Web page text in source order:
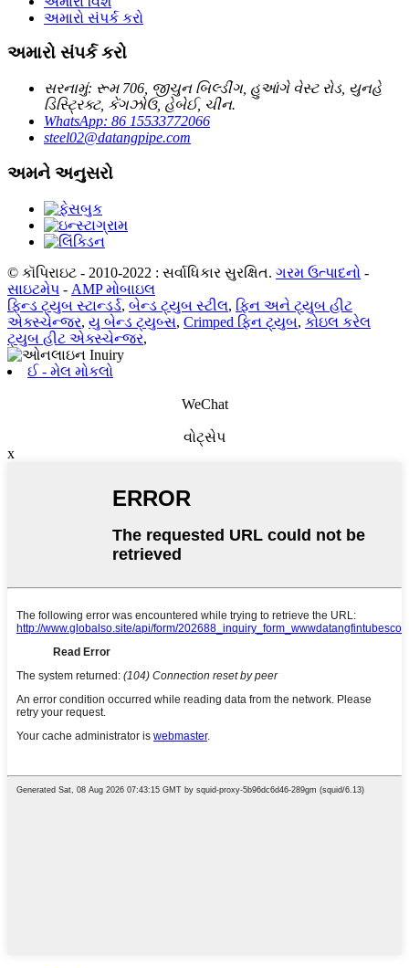
અમારો સંપર્ક કરો
અમારો સંપર્ક કરો
સરનામું: રૂમ 706, જીચુન બિલ્ડીંગ, હુઆંગે વેસ્ટ રોડ, યુનહે
ડિસ્ટ્રિક્ટ, કેંગઝોઉ, હેબેઈ, ચીન.
WhatsApp: 86 15533772066
steel02@datangpipe.com
અમને અનુસરો
© કૉપિરાઇટ - 2010-2022 : સર્વાધિકાર સુરક્ષિત. ગરમ ઉત્પાદનો -
સાઇટમેપ - AMP મોબાઇલ
ફિન્ડ ટ્યુબ સ્ટાન્ડર્ડ, બેન્ડ ટ્યુબ સ્ટીલ, ફિન અને ટ્યુબ હીટ
એક્સ્ચેન્જર, યુ બેન્ડ ટ્યુબ્સ, Crimped ફિન ટ્યુબ, કોઇલ કરેલ
ટ્યુબ હીટ એક્સ્ચેન્જર,
ઈ - મેલ મોકલો
WeChat
વોટ્સેપ
x